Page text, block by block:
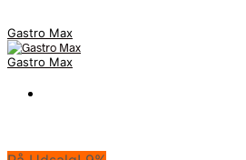
Gastro Max
Gastro Max